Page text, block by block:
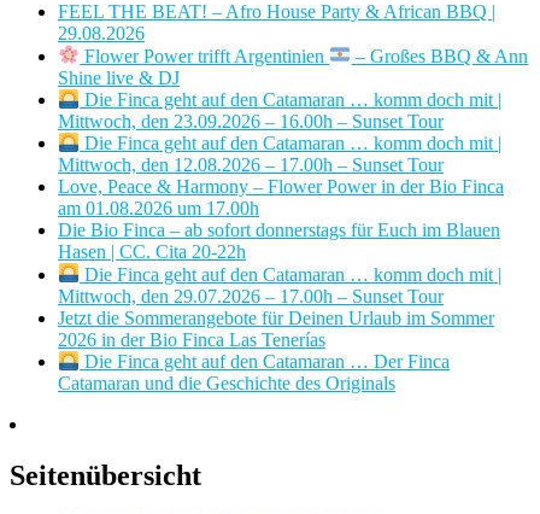
FEEL THE BEAT! – Afro House Party & African BBQ |
29.08.2026
Flower Power trifft Argentinien
– Großes BBQ & Ann
Shine live & DJ
Die Finca geht auf den Catamaran … komm doch mit |
Mittwoch, den 23.09.2026 – 16.00h – Sunset Tour
Die Finca geht auf den Catamaran … komm doch mit |
Mittwoch, den 12.08.2026 – 17.00h – Sunset Tour
Love, Peace & Harmony – Flower Power in der Bio Finca
am 01.08.2026 um 17.00h
Die Bio Finca – ab sofort donnerstags für Euch im Blauen
Hasen | CC. Cita 20-22h
Die Finca geht auf den Catamaran … komm doch mit |
Mittwoch, den 29.07.2026 – 17.00h – Sunset Tour
Jetzt die Sommerangebote für Deinen Urlaub im Sommer
2026 in der Bio Finca Las Tenerías
Die Finca geht auf den Catamaran … Der Finca
Catamaran und die Geschichte des Originals
Seitenübersicht